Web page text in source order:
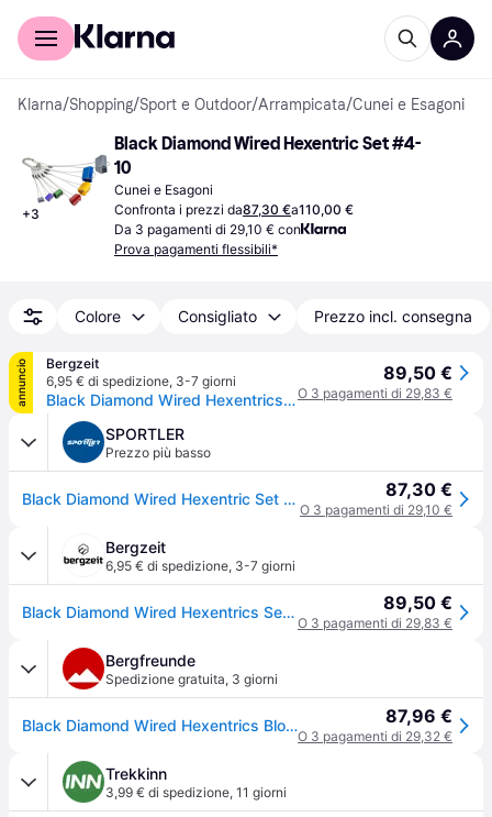
Per il tuo shopping
Klarna/Shopping/Sport e Outdoor/Arrampicata/Cunei e Esagoni
+3
Black Diamond Wired Hexentric Set #4-
10
Cunei e Esagoni
Confronta i prezzi da87,30 €a110,00 €
Da 3 pagamenti di 29,10 € con
Prova pagamenti flessibili*
Colore Consigliato Prezzo incl. consegna
annuncio
Bergzeit
6,95 € di spedizione, 3-7 giorni
Black Diamond Wired Hexentrics Set 4-10 - Multicolore
89,50 €
O 3 pagamenti di 29,83 €
SPORTLER
Prezzo più basso
Black Diamond Wired Hexentric Set #4-10 - nuts 87,30 €
O 3 pagamenti di 29,10 €
Bergzeit
6,95 € di spedizione, 3-7 giorni
Black Diamond Wired Hexentrics Set 4-10 - Multicolore 89,50 €
O 3 pagamenti di 29,83 €
Bergfreunde
Spedizione gratuita, 3 giorni
Black Diamond Wired Hexentrics Blocco da incastro (Set 4-10 inkl. Karabiner, multicolor) - Multicolor 87,96 €
O 3 pagamenti di 29,32 €
Trekkinn
3,99 € di spedizione, 11 giorni